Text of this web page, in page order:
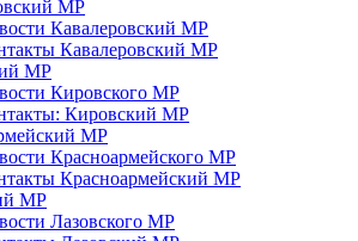
МР
Кавалеровский МР
Кавалеровский МР
МР
Кировского МР
Кировский МР
МР
Красноармейского МР
Красноармейский МР
МР
Лазовского МР